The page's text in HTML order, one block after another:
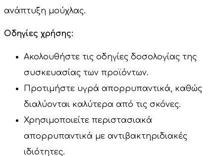
ανάπτυξη μούχλας.
Οδηγίες χρήσης:
Ακολουθήστε τις οδηγίες δοσολογίας της
συσκευασίας των προϊόντων.
Προτιμήστε υγρά απορρυπαντικά, καθώς
διαλύονται καλύτερα από τις σκόνες.
Χρησιμοποιείτε περιστασιακά
απορρυπαντικά με αντιβακτηριδιακές
ιδιότητες.